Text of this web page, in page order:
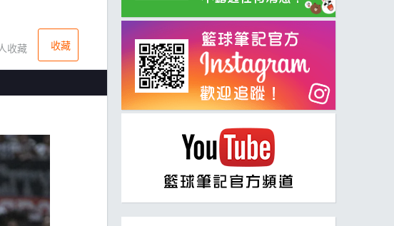
ELITE週日籃球聯盟
TBSL高中乙組小聯盟
EMPOWER引爆運動訓練
國民聯盟
籃球聯盟
收藏 收藏